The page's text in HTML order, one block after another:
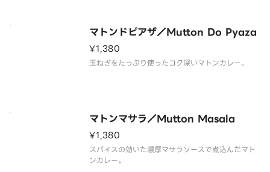
マトンドピアザ／Mutton Do Pyaza
¥1,380
玉ねぎをたっぷり使ったコク深いマトンカレー。
マトンマサラ／Mutton Masala
¥1,380
スパイスの効いた濃厚マサラソースで煮込んだマト
ンカレー。